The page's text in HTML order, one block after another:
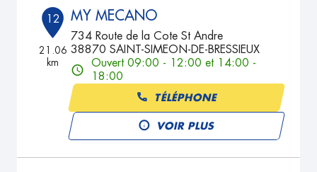
12
21.06
km
MY MECANO
734 Route de la Cote St Andre
38870 SAINT-SIMEON-DE-BRESSIEUX
Ouvert 09:00 - 12:00 et 14:00 -
18:00
TÉLÉPHONE
VOIR PLUS